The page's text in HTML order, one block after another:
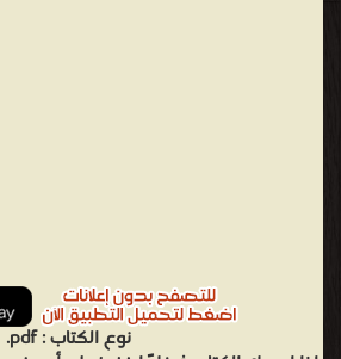
نوع الكتاب :pdf.